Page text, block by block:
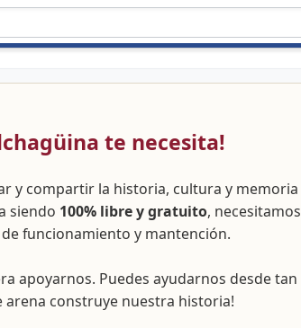
te necesita!
y compartir la historia, cultura y memoria
siendo 100% libre y gratuito, necesitamos
funcionamiento y mantención.
apoyarnos. Puedes ayudarnos desde tan
arena construye nuestra historia!